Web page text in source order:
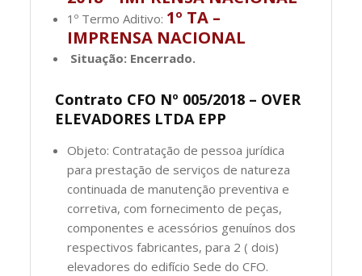
1º Termo Aditivo: 1º TA –
IMPRENSA NACIONAL
Situação: Encerrado.
Contrato CFO Nº 005/2018 – OVER
ELEVADORES LTDA EPP
Objeto: Contratação de pessoa jurídica
para prestação de serviços de natureza
continuada de manutenção preventiva e
corretiva, com fornecimento de peças,
componentes e acessórios genuínos dos
respectivos fabricantes, para 2 ( dois)
elevadores do edifício Sede do CFO.